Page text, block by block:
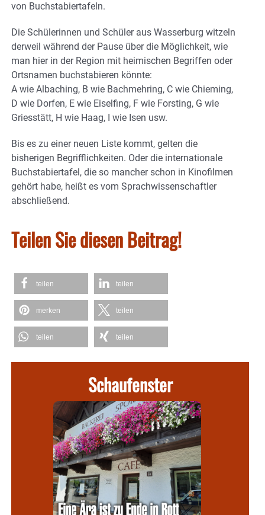
von Buchstabiertafeln.
Die Schülerinnen und Schüler aus Wasserburg witzeln
derweil während der Pause über die Möglichkeit, wie
man hier in der Region mit heimischen Begriffen oder
Ortsnamen buchstabieren könnte:
A wie Albaching, B wie Bachmehring, C wie Chieming,
D wie Dorfen, E wie Eiselfing, F wie Forsting, G wie
Griesstätt, H wie Haag, I wie Isen usw.
Bis es zu einer neuen Liste kommt, gelten die
bisherigen Begrifflichkeiten. Oder die internationale
Buchstabiertafel, die so mancher schon in Kinofilmen
gehört habe, heißt es vom Sprachwissenschaftler
abschließend.
Teilen Sie diesen Beitrag!
teilen teilen
merken teilen
teilen teilen
Schaufenster